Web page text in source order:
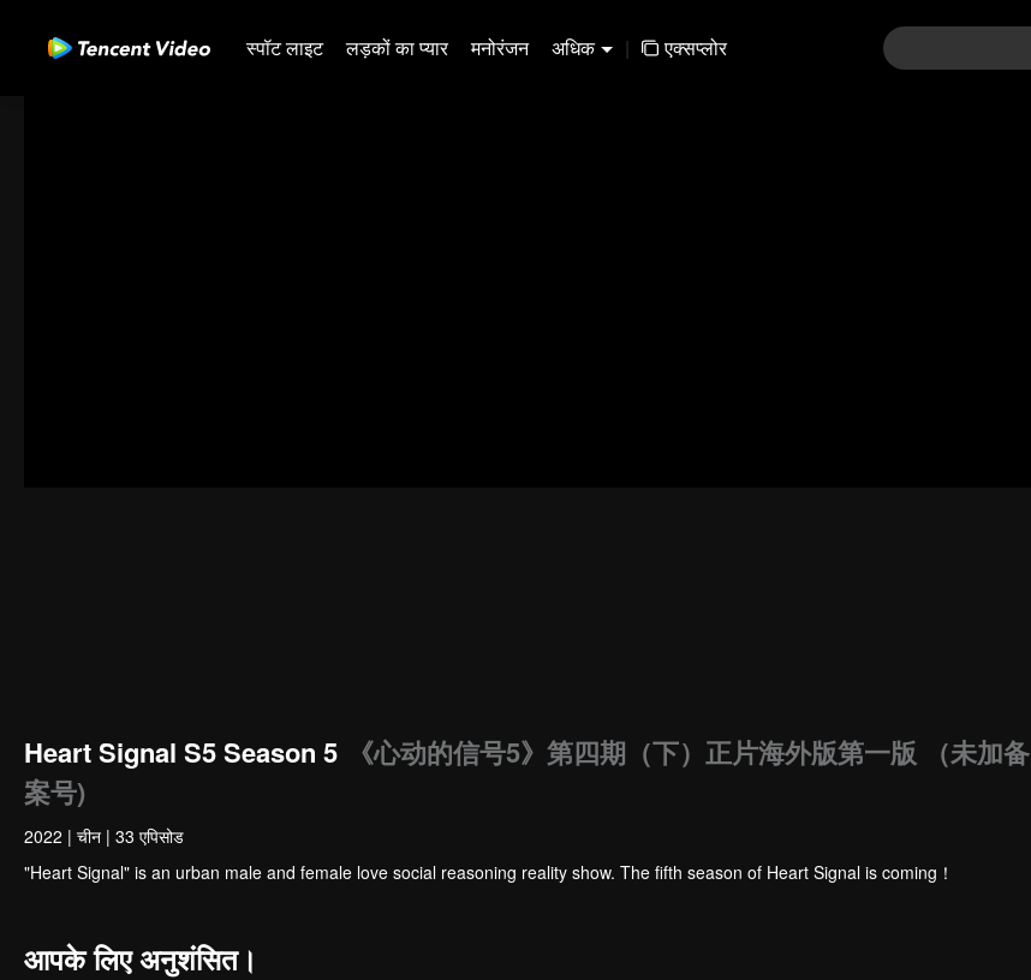
स्पॉट लाइट लड़कों का प्यार मनोरंजन अधिक | एक्सप्लोर
Heart Signal S5 Season 5
《心动的信号5》第四期（下）正片海外版第一版 （未加备
案号)
2022 | चीन | 33 एपिसोड
"Heart Signal" is an urban male and female love social reasoning reality show. The fifth season of Heart Signal is coming！
आपके लिए अनुशंसित।